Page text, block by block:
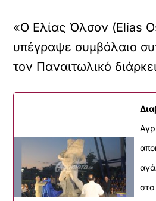
«Ο Ελίας Όλσον (Elias
υπέγραψε συμβόλαιο
τον Παναιτωλικό
στο